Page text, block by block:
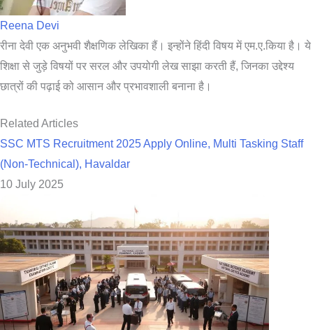
Reena Devi
रीना देवी एक अनुभवी शैक्षणिक लेखिका हैं। इन्होंने हिंदी विषय में एम.ए.किया है। ये
शिक्षा से जुड़े विषयों पर सरल और उपयोगी लेख साझा करती हैं, जिनका उद्देश्य
छात्रों की पढ़ाई को आसान और प्रभावशाली बनाना है।
Related Articles
SSC MTS Recruitment 2025 Apply Online, Multi Tasking Staff
(Non-Technical), Havaldar
10 July 2025